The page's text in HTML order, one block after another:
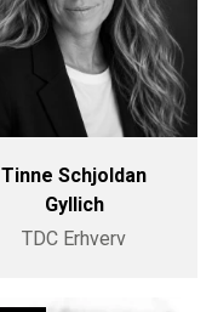
Tinne Schjoldan
Gyllich
TDC Erhverv